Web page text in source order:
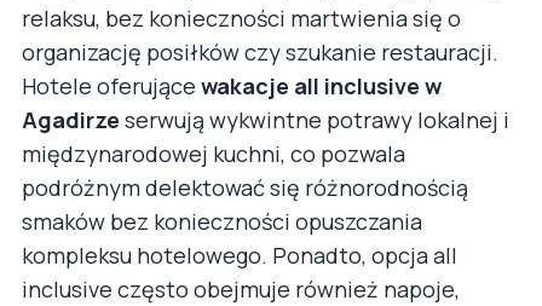
relaksu, bez konieczności martwienia się o
organizację posiłków czy szukanie restauracji.
Hotele oferujące wakacje all inclusive w
Agadirze serwują wykwintne potrawy lokalnej i
międzynarodowej kuchni, co pozwala
podróżnym delektować się różnorodnością
smaków bez konieczności opuszczania
kompleksu hotelowego. Ponadto, opcja all
inclusive często obejmuje również napoje,